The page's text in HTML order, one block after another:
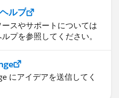
ルプ
スやサポートについては
プを参照してください。
にアイデアを送信してく